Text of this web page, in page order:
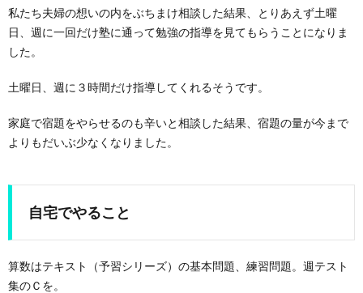
私たち夫婦の想いの内をぶちまけ相談した結果、とりあえず土曜
日、週に一回だけ塾に通って勉強の指導を見てもらうことになりま
した。
土曜日、週に３時間だけ指導してくれるそうです。
家庭で宿題をやらせるのも辛いと相談した結果、宿題の量が今まで
よりもだいぶ少なくなりました。
自宅でやること
算数はテキスト（予習シリーズ）の基本問題、練習問題。週テスト
集のＣを。